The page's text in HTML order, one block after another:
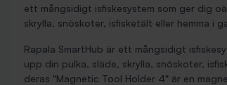
View large image
ett mångsidigt isfiskesystem som ger dig
skrylla, snöskoter, isfisketält eller hemma i
Rapala SmartHub är ett mångsidigt
upp din pulka, släde, skrylla, snöskoter,
deras "Magnetic Tool Holder 4" är en